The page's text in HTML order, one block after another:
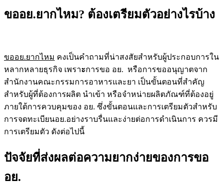
ขออย.ยากไหม? ต้องเตรียมตัวอย่างไรบ้าง
ขออย.ยากไหม คงเป็นคำถามที่น่าสงสัยสำหรับผู้ประกอบการใน
หลากหลายธุรกิจ เพราะการขอ อย. หรือการขออนุญาตจาก
สำนักงานคณะกรรมการอาหารและยา เป็นขั้นตอนที่สำคัญ
สำหรับผู้ที่ต้องการผลิต นำเข้า หรือจำหน่ายผลิตภัณฑ์ที่ต้องอยู่
ภายใต้การควบคุมของ อย. ซึ่งขั้นตอนและการเตรียมตัวสำหรับ
การจดทะเบียนอย.อย่างราบรื่นและง่ายต่อการดำเนินการ ควรมี
การเตรียมตัว ดังต่อไปนี้
ปัจจัยที่ส่งผลต่อความยากง่ายของการขอ
อย.